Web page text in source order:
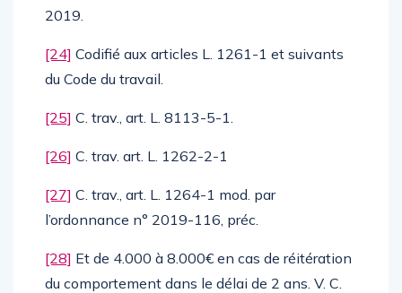
2019.
[24] Codifié aux articles L. 1261-1 et suivants
du Code du travail.
[25] C. trav., art. L. 8113-5-1.
[26] C. trav. art. L. 1262-2-1
[27] C. trav., art. L. 1264-1 mod. par
l’ordonnance n° 2019-116, préc.
[28] Et de 4.000 à 8.000€ en cas de réitération
du comportement dans le délai de 2 ans. V. C.